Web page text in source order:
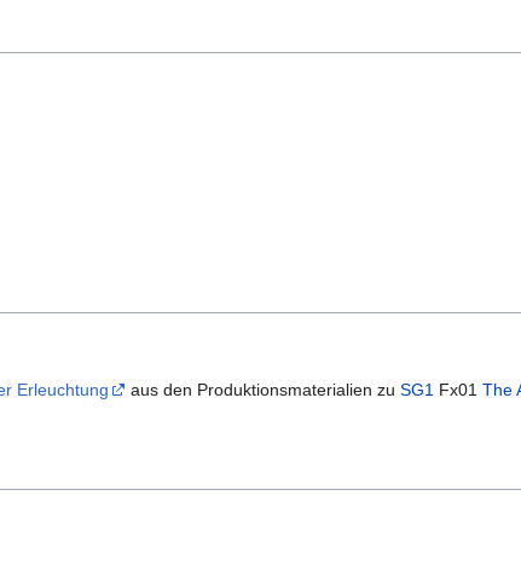
Erleuchtung
aus den Produktionsmaterialien zuSG1 Fx01The